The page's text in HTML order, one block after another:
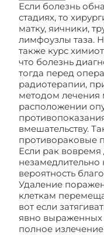
Если болезнь
стадиях, то
матку, яичники,
лимфоузлы таза.
также курс
что болезнь
тогда перед
радиотерапии,
методом
расположении
вмешательству.
противораковые
Если рак вовремя
незамедлительно
вероятность
Удаление
клеткам
вот если
явно выраженных
полное